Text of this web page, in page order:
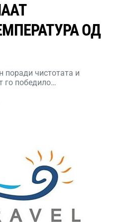
ОД
поради чистотата и
го победило…